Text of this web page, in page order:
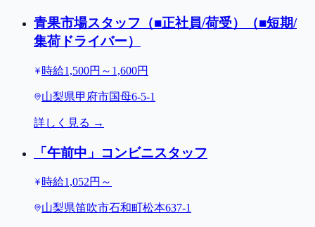
青果市場スタッフ（■正社員/荷受）（■短期/
集荷ドライバー）
時給1,500円～1,600円
山梨県甲府市国母6-5-1
詳しく見る →
「午前中」コンビニスタッフ
時給1,052円～
山梨県笛吹市石和町松本637-1